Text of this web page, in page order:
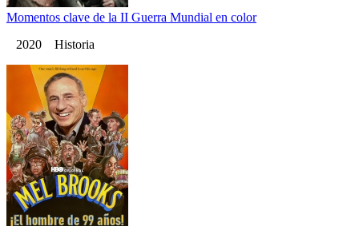
Momentos clave de la II Guerra Mundial en color
2020 Historia